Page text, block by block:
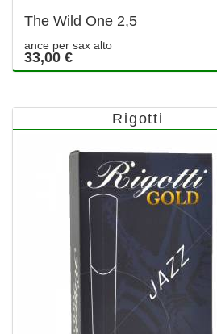
The Wild One 2,5
ance per sax alto
33,00 €
Rigotti